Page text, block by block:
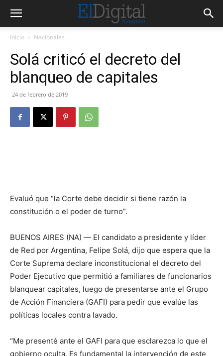
Inicio Nacionales
Solá criticó el decreto del
blanqueo de capitales
24 de febrero de 2019
Evaluó que “la Corte debe decidir si tiene razón la
constitución o el poder de turno”.
BUENOS AIRES (NA) — El candidato a presidente y líder
de Red por Argentina, Felipe Solá, dijo que espera que la
Corte Suprema declare inconstitucional el decreto del
Poder Ejecutivo que permitió a familiares de funcionarios
blanquear capitales, luego de presentarse ante el Grupo
de Acción Financiera (GAFI) para pedir que evalúe las
políticas locales contra lavado.
“Me presenté ante el GAFI para que esclarezca lo que el
gobierno oculta. Es fundamental la intervención de este